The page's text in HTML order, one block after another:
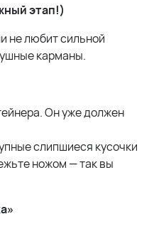
этап!)
не любит сильной
карманы.
Он уже должен
слипшиеся кусочки
ножом — так вы